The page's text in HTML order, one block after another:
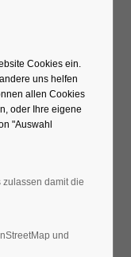
Marie
Cookies ein.
uns helfen
allen Cookies
oder Ihre eigene
"Auswahl
damit die
und